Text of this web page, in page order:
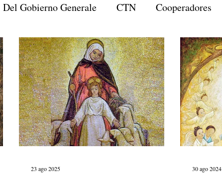
Del Gobierno Generale CTN Cooperadores
Pablo Filipinas-Australia-Saipan-Taiwan
del Sur Familia Paulina Provincia Brasil
23 ago 2025 30 ago 2024